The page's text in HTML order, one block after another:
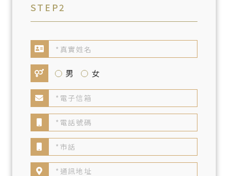
STEP2
男 女